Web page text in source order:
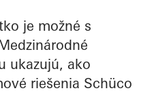
je možné s
ukazujú, ako
riešenia Schüco